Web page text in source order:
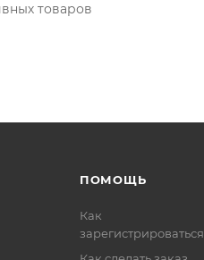
товаров
ПОМОЩЬ
Как
зарегистрироваться